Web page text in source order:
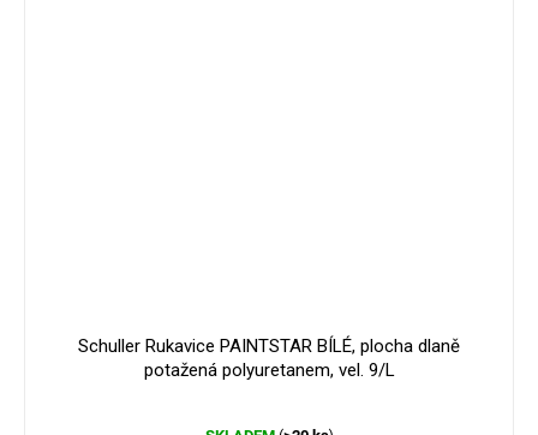
Schuller Rukavice PAINTSTAR BÍLÉ, plocha dlaně
potažená polyuretanem, vel. 9/L